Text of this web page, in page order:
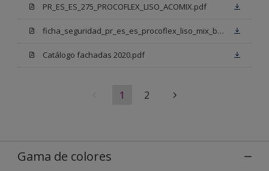
PR_ES_ES_275_PROCOFLEX_LISO_ACOMIX.pdf
ficha_seguridad_pr_es_es_procoflex_liso_mix_bb.pdf
Catálogo fachadas 2020.pdf
1 2
Gama de colores